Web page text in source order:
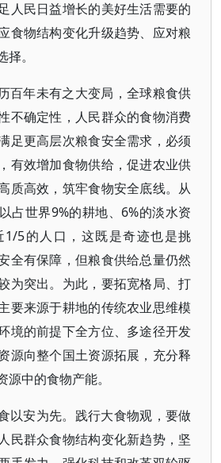
人民日益增长的美好生活需要的
食物结构变化升级趋势、应对粮
。
百年未有之大变局，全球粮食供
不确定性，人民群众的食物消费
足更高层次粮食安全需求，必须
有效增加食物供给，促进农业供
质高效，筑牢食物安全底线。从
占世界9%的耕地、6%的淡水资
5的人口，这既是奇迹也是挑
全有保障，但粮食供给总量仍然
为突出。为此，要拓宽格局、打
要来源于耕地的传统农业思维模
境的前提下全方位、多途径开发
源向整个国土资源拓展，充分释
中的食物产能。
以安为先。践行大食物观，要做
民群众食物结构变化新趋势，坚